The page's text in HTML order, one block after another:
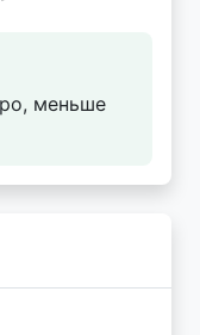
меньше